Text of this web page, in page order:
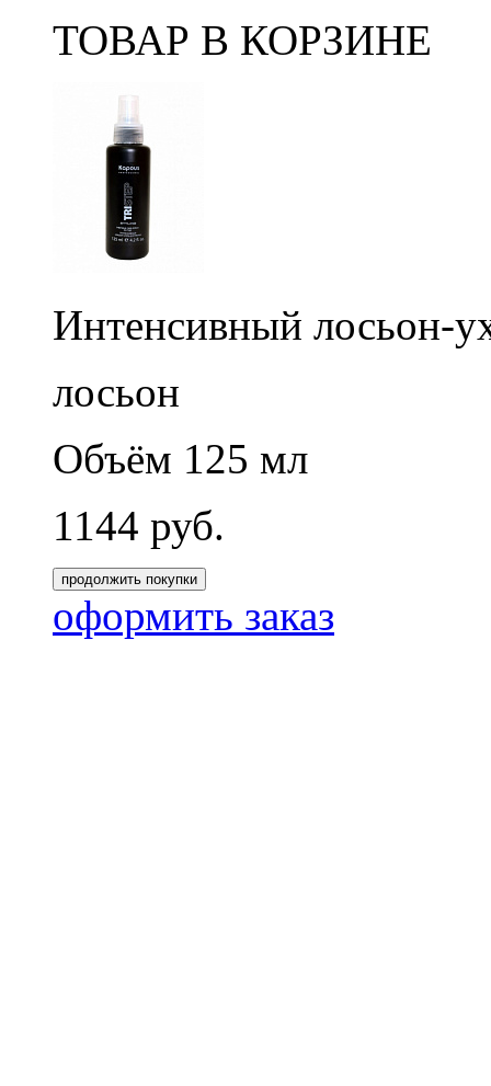
ТОВАР В КОРЗИНЕ
Интенсивный лосьон-
лосьон
Объём 125 мл
1144 руб.
продолжить покупки
оформить заказ